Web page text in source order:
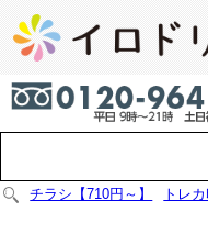
チラシ【710円～】 トレ